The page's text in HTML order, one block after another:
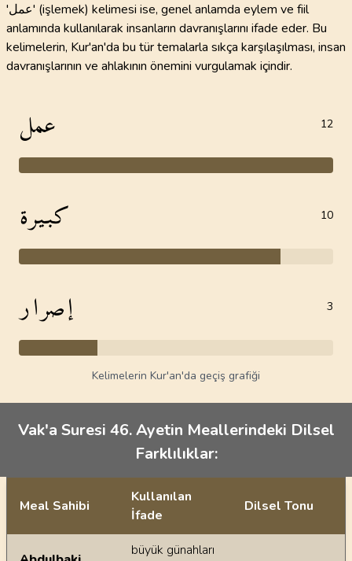
'عمل' (işlemek) kelimesi ise, genel anlamda eylem ve fiil
anlamında kullanılarak insanların davranışlarını ifade eder. Bu
kelimelerin, Kur'an'da bu tür temalarla sıkça karşılaşılması, insan
davranışlarının ve ahlakının önemini vurgulamak içindir.
عمل 12
كبيرة 10
إصرار 3
Kelimelerin Kur'an'da geçiş grafiği
Vak'a Suresi 46. Ayetin Meallerindeki Dilsel
Farklılıklar:
Ayetin meallerindeki dilsel farklılıklar
Meal Sahibi
Kullanılan
İfade
Dilsel Tonu
büyük günahları